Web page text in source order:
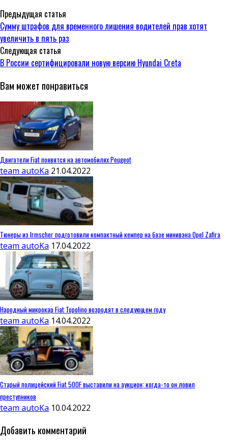
Предыдущая статья
Сумму штрафов для временного лишения водителей прав хотят
увеличить в пять раз
Следующая статья
В России сертифицировали новую версию Hyundai Creta
Вам может понравиться
Двигатели Fiat появятся на автомобилях Peugeot
team autoKa 21.04.2022
Тюнеры из Irmscher подготовили компактный кемпер на базе минивэна Opel Zafira
team autoKa 17.04.2022
Народный микрокар Fiat Topolino возродят в следующем году
team autoKa 14.04.2022
Старый полицейский Fiat 500F выставили на аукцион: когда-то он ловил
преступников
team autoKa 10.04.2022
Добавить комментарий